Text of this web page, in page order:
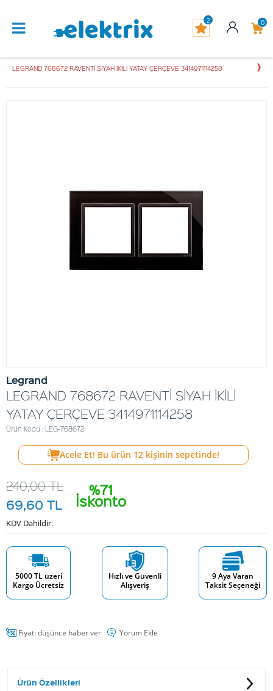
0
2
LEGRAND 768672 RAVENTİ SİYAH İKİLİ YATAY ÇERÇEVE 3414971114258
Legrand
LEGRAND 768672 RAVENTİ SİYAH İKİLİ
YATAY ÇERÇEVE 3414971114258
Ürün Kodu : LEG-768672
Acele Et! Bu ürün 12 kişinin sepetinde!
%71
İskonto
240,00TL
69,60 TL
KDV Dahildir.
5000 TL üzeri
Kargo Ücretsiz
Hızlı ve Güvenli
Alışveriş
9 Aya Varan
Taksit Seçeneği
Fiyatı düşünce haber ver Yorum Ekle
Ürün Özellikleri